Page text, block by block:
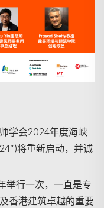
学会2024年度海峡
将重新启动，并诚
举行一次，一直是专
香港建筑卓越的重要